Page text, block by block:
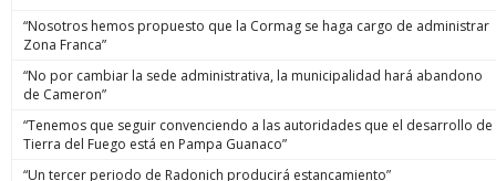
“Nosotros hemos propuesto que la Cormag se haga cargo de administrar
Zona Franca”
“No por cambiar la sede administrativa, la municipalidad hará abandono
de Cameron”
“Tenemos que seguir convenciendo a las autoridades que el desarrollo de
Tierra del Fuego está en Pampa Guanaco”
“Un tercer periodo de Radonich producirá estancamiento”